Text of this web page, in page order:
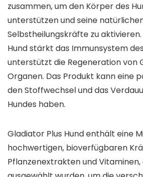
zusammen, um den Körper des
unterstützen und seine
Selbstheilungskräfte zu
Hund stärkt das Immunsystem
unterstützt die Regeneration von
Organen. Das Produkt kann eine
den Stoffwechsel und das
Hundes haben.
Gladiator Plus Hund enthält eine
hochwertigen, bioverfügbaren
Pflanzenextrakten und Vitaminen,